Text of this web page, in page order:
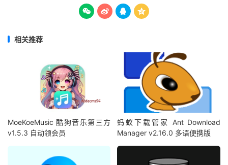
   
相关推荐
MoeKoeMusic 酷狗音乐第三方
v1.5.3 自动领会员
蚂蚁下载管家 Ant Download
Manager v2.16.0 多语便携版